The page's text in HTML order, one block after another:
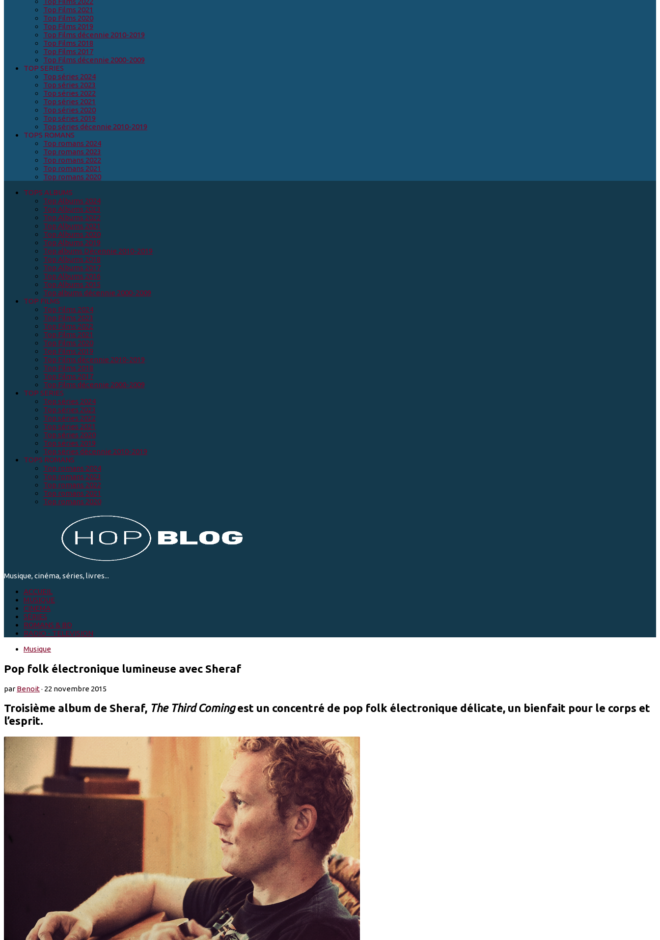
Top Films 2021
Top Films 2020
Top Films 2019
Top Films décennie 2010-2019
Top Films 2018
Top Films 2017
Top Films décennie 2000-2009
TOP SERIES
Top séries 2024
Top séries 2023
Top séries 2022
Top séries 2021
Top séries 2020
Top séries 2019
Top séries décennie 2010-2019
TOPS ROMANS
Top romans 2024
Top romans 2023
Top romans 2022
Top romans 2021
Top romans 2020
TOPS ALBUMS
Top Albums 2024
Top Albums 2023
Top Albums 2022
Top Albums 2021
Top Albums 2020
Top Albums 2019
Top albums Décennie 2010-2019
Top Albums 2018
Top Albums 2017
Top Albums 2016
Top Albums 2015
Top albums décennie 2000-2009
TOP FILMS
Top Films 2024
Top Films 2023
Top Films 2022
Top Films 2021
Top Films 2020
Top Films 2019
Top Films décennie 2010-2019
Top Films 2018
Top Films 2017
Top Films décennie 2000-2009
TOP SERIES
Top séries 2024
Top séries 2023
Top séries 2022
Top séries 2021
Top séries 2020
Top séries 2019
Top séries décennie 2010-2019
TOPS ROMANS
Top romans 2024
Top romans 2023
Top romans 2022
Top romans 2021
Top romans 2020
Musique, cinéma, séries, livres...
ACCUEIL
MUSIQUE
CINEMA
SÉRIES
ROMANS & BD
RADIO - TELEVISION
Musique
Pop folk électronique lumineuse avec Sheraf
parBenoit· 22 novembre 2015
Troisième album de Sheraf, The Third Comingest un concentré de pop folk électronique délicate, un bienfait pour le corps et
l’esprit.